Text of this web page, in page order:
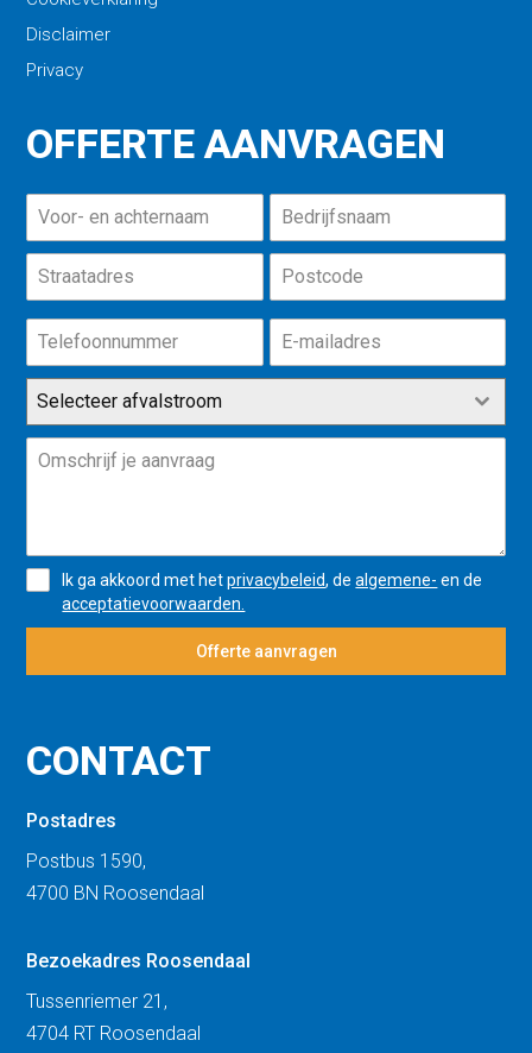
Disclaimer
Privacy
OFFERTE AANVRAGEN
Selecteer afvalstroom
Ik ga akkoord met hetprivacybeleid, dealgemene- en de
acceptatievoorwaarden.
Offerte aanvragen
CONTACT
Postadres
Postbus 1590,
4700 BN Roosendaal
Bezoekadres Roosendaal
Tussenriemer 21,
4704 RT Roosendaal